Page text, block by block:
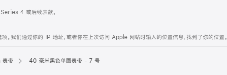
4 或后续表款。
。我们通过你的 IP 地址，或者你在上次访问 Apple 网站时输入的位置信息，找到了你的位置。
带 40 毫米黑色单圈表带 - 7 号